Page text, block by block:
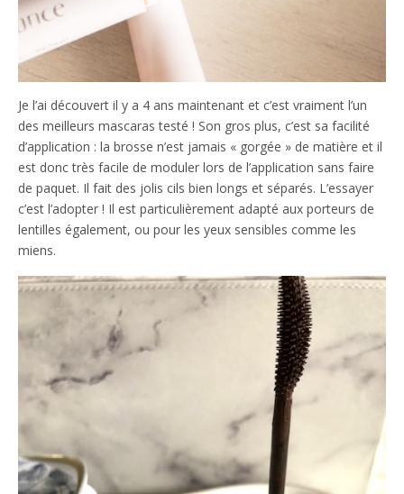
Je l’ai découvert il y a 4 ans maintenant et c’est vraiment l’un
des meilleurs mascaras testé ! Son gros plus, c’est sa facilité
d’application : la brosse n’est jamais « gorgée » de matière et il
est donc très facile de moduler lors de l’application sans faire
de paquet. Il fait des jolis cils bien longs et séparés. L’essayer
c’est l’adopter ! Il est particulièrement adapté aux porteurs de
lentilles également, ou pour les yeux sensibles comme les
miens.